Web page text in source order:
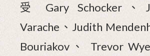
受 Gary Schocker、
Varache、Judith
Bouriakov、 Trevor